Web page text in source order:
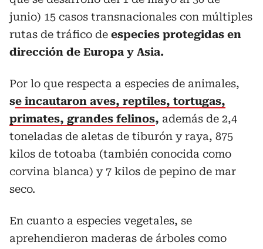
junio) 15 casos transnacionales con múltiples
rutas de tráfico de especies protegidas en
dirección de Europa y Asia.
Por lo que respecta a especies de animales,
se incautaron aves, reptiles, tortugas,
primates, grandes felinos, además de 2,4
toneladas de aletas de tiburón y raya, 875
kilos de totoaba (también conocida como
corvina blanca) y 7 kilos de pepino de mar
seco.
En cuanto a especies vegetales, se
aprehendieron maderas de árboles como